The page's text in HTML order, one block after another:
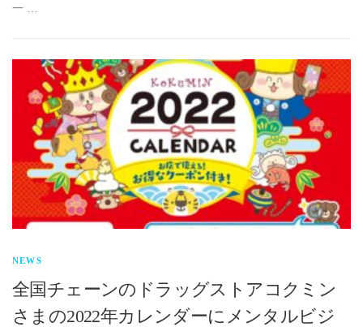
一 …
NEWS
全国チェーンのドラッグストアコクミン
さまの2022年カレンダーにメンタルビジ